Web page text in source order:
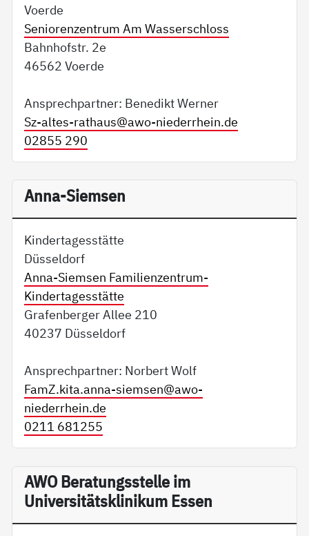
Voerde
Seniorenzentrum Am Wasserschloss
Bahnhofstr. 2e
46562 Voerde
Ansprechpartner: Benedikt Werner
Sz-altes-rathaus@awo-niederrhein.de
02855 290
Anna-Siemsen
Kindertagesstätte
Düsseldorf
Anna-Siemsen Familienzentrum-
Kindertagesstätte
Grafenberger Allee 210
40237 Düsseldorf
Ansprechpartner: Norbert Wolf
FamZ.kita.anna-siemsen@awo-
niederrhein.de
0211 681255
AWO Beratungsstelle im
Universitätsklinikum Essen